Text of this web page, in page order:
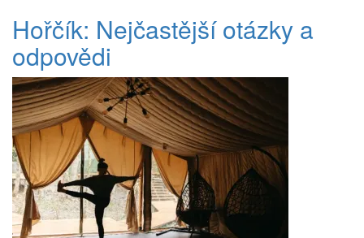
Hořčík: Nejčastější otázky a
odpovědi